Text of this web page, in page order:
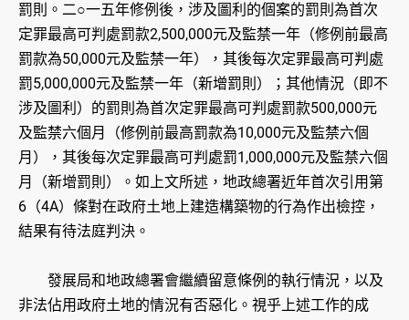
罰則。二○一五年修例後，涉及圖利的個案的罰則為首次
定罪最高可判處罰款2,500,000元及監禁一年（修例前最高
罰款為50,000元及監禁一年），其後每次定罪最高可判處
罰5,000,000元及監禁一年（新增罰則）；其他情況（即不
涉及圖利）的罰則為首次定罪最高可判處罰款500,000元
及監禁六個月（修例前最高罰款為10,000元及監禁六個
月），其後每次定罪最高可判處罰1,000,000元及監禁六個
月（新增罰則）。如上文所述，地政總署近年首次引用第
6（4A）條對在政府土地上建造構築物的行為作出檢控，
結果有待法庭判決。
發展局和地政總署會繼續留意條例的執行情況，以及
非法佔用政府土地的情況有否惡化。視乎上述工作的成